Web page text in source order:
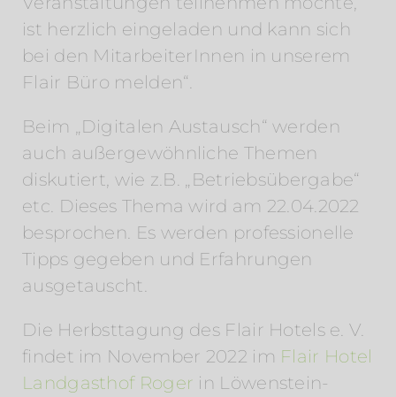
ist herzlich eingeladen und kann sich
bei den MitarbeiterInnen in unserem
Flair Büro melden“.
Beim „Digitalen Austausch“ werden
auch außergewöhnliche Themen
diskutiert, wie z.B. „Betriebsübergabe“
etc. Dieses Thema wird am 22.04.2022
besprochen. Es werden professionelle
Tipps gegeben und Erfahrungen
ausgetauscht.
Die Herbsttagung des Flair Hotels e. V.
findet im November 2022 im Flair Hotel
Landgasthof Roger in Löwenstein-